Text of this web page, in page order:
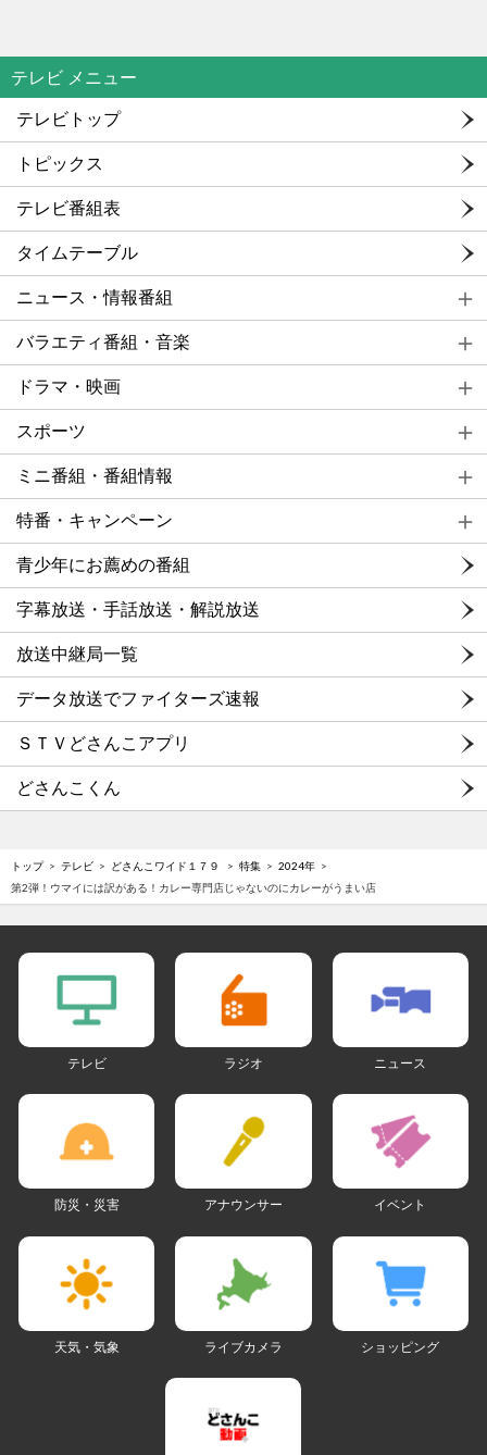
テレビ メニュー
テレビトップ
トピックス
テレビ番組表
タイムテーブル
ニュース・情報番組
バラエティ番組・音楽
ドラマ・映画
スポーツ
ミニ番組・番組情報
特番・キャンペーン
青少年にお薦めの番組
字幕放送・手話放送・解説放送
放送中継局一覧
データ放送でファイターズ速報
ＳＴＶどさんこアプリ
どさんこくん
トップ テレビ どさんこワイド１７９ 特集
2024年
第2弾！ウマイには訳がある！カレー専門店じゃないのにカレーがうまい店
テレビ ラジオ ニュース
防災・災害 アナウンサー イベント
天気・気象 ライブカメラ ショッピング